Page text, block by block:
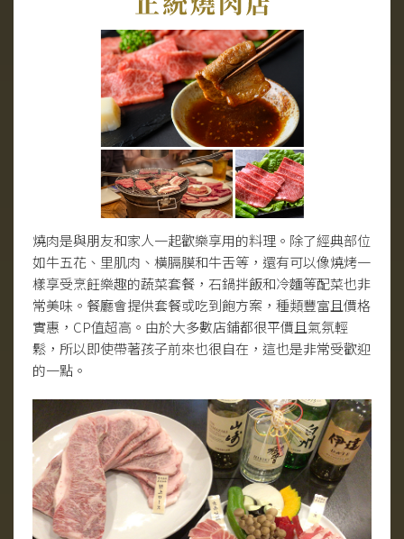
燒肉是與朋友和家人一起歡樂享用的料理。除了經典部位
如牛五花、里肌肉、橫膈膜和牛舌等，還有可以像燒烤一
樣享受烹飪樂趣的蔬菜套餐，石鍋拌飯和冷麵等配菜也非
常美味。餐廳會提供套餐或吃到飽方案，種類豐富且價格
實惠，CP值超高。由於大多數店鋪都很平價且氣氛輕
鬆，所以即使帶著孩子前來也很自在，這也是非常受歡迎
的一點。